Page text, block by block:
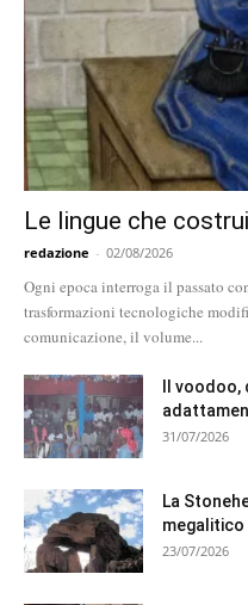
Le lingue che
redazione - 02/08/2026
Ogni epoca interroga il passato
trasformazioni tecnologiche
comunicazione, il volume...
Il
31/07/2026
La
23/07/2026